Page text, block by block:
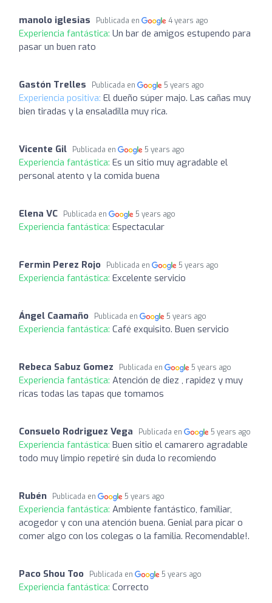
manolo iglesias Publicada en 4 years ago
Experiencia fantástica: Un bar de amigos estupendo para
pasar un buen rato
Gastón Trelles Publicada en 5 years ago
Experiencia positiva: El dueño súper majo. Las cañas muy
bien tiradas y la ensaladilla muy rica.
Vicente Gil Publicada en 5 years ago
Experiencia fantástica: Es un sitio muy agradable el
personal atento y la comida buena
Elena VC Publicada en 5 years ago
Experiencia fantástica: Espectacular
Fermìn Perez Rojo Publicada en 5 years ago
Experiencia fantástica: Excelente servicio
Ángel Caamaño Publicada en 5 years ago
Experiencia fantástica: Café exquisito. Buen servicio
Rebeca Sabuz Gomez Publicada en 5 years ago
Experiencia fantástica: Atención de diez , rapidez y muy
ricas todas las tapas que tomamos
Consuelo Rodriguez Vega Publicada en 5 years ago
Experiencia fantástica: Buen sitio el camarero agradable
todo muy limpio repetiré sin duda lo recomiendo
Rubén Publicada en 5 years ago
Experiencia fantástica: Ambiente fantástico, familiar,
acogedor y con una atención buena. Genial para picar o
comer algo con los colegas o la familia. Recomendable!.
Paco Shou Too Publicada en 5 years ago
Experiencia fantástica: Correcto